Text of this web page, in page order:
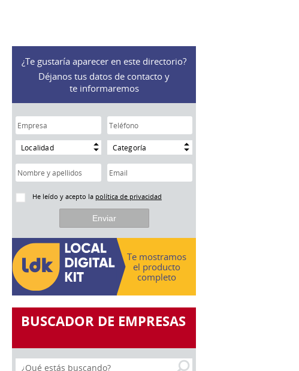
¿Te gustaría aparecer en este directorio?
Déjanos tus datos de contacto y
te informaremos
Localidad Categoría
He leído y acepto la política de privacidad
Te mostramos
el producto
completo
BUSCADOR DE EMPRESAS